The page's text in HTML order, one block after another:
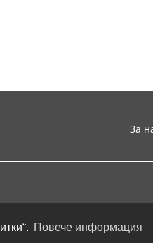
Повече информация
За